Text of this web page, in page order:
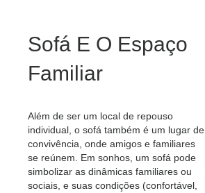
Sofá E O Espaço
Familiar
Além de ser um local de repouso
individual, o sofá também é um lugar de
convivência, onde amigos e familiares
se reúnem. Em sonhos, um sofá pode
simbolizar as dinâmicas familiares ou
sociais, e suas condições (confortável,